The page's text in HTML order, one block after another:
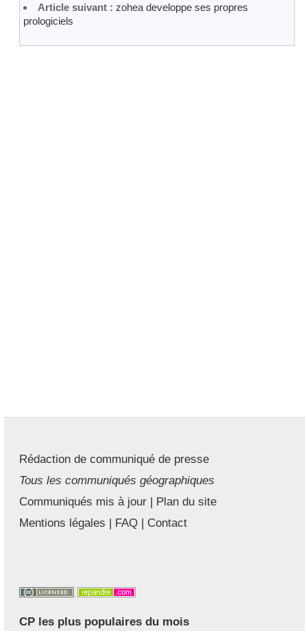
Article suivant : zohea developpe ses propres
prologiciels
Rédaction de communiqué de presse
Tous les communiqués géographiques
Communiqués mis à jour | Plan du site
Mentions légales | FAQ | Contact
CP les plus populaires du mois